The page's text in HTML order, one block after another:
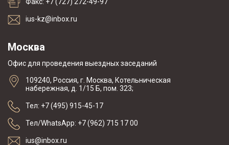
ius-kz@inbox.ru
Москва
Офис для проведения выездных заседаний
109240, Россия, г. Москва, Котельническая
набережная, д. 1/15 Б, пом. 323;
Тел: +7 (495) 915-45-17
Тел/WhatsApp: +7 (962) 715 17 00
ius@inbox.ru